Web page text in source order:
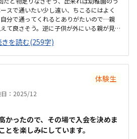
スで通いたい少し遠い、ちこるにはよく
分で通ってくれるとありがたいので…親
て良さそう。逆に子供が外にいる親が見
そう少し高め。出来れば年に一度の更新
の総額も10,000円くらいがいいなぁ先生
かった。それが1番だと思う。熱心に対応
を読む(259字)
体験生
：2025/12
かったので、その場で入会を決めま
とを楽しみにしています。